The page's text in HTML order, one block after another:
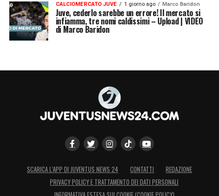
CALCIOMERCATO JUVE 1 giorno ago Marco Baridon
Juve, cederlo sarebbe un errore! Il mercato si
infiamma, tre nomi caldissimi – Upload | VIDEO
di Marco Baridon
SCARICA L’APP DI JUVENTUS NEWS 24 CONTATTI
REDAZIONE
PRIVACY POLICY E TRATTAMENTO DEI DATI PERSONALI